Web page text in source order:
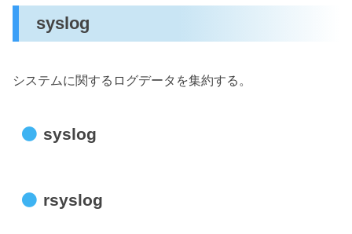
syslog
システムに関するログデータを集約する。
syslog
rsyslog